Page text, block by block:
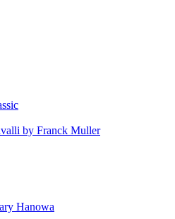
by Franck Muller
Hanowa